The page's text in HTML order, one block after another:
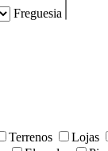
Freguesia
Terrenos
Lojas